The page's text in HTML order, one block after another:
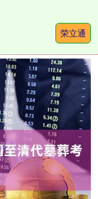
荣立通